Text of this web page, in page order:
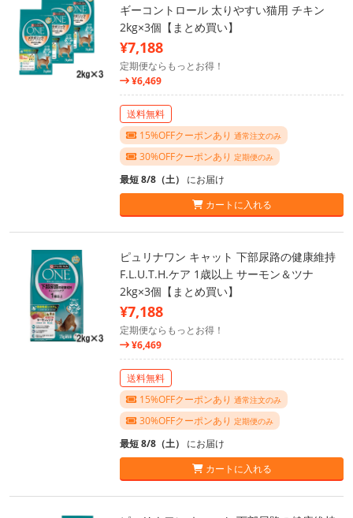
ギーコントロール 太りやすい猫用 チキン
2kg×3個【まとめ買い】
¥7,188
定期便ならもっとお得！
¥6,469
送料無料
15%OFFクーポンあり 通常注文のみ
30%OFFクーポンあり 定期便のみ
最短 8/8（土） にお届け
カートに入れる
ピュリナワン キャット 下部尿路の健康維持
F.L.U.T.H.ケア 1歳以上 サーモン＆ツナ
2kg×3個【まとめ買い】
¥7,188
定期便ならもっとお得！
¥6,469
送料無料
15%OFFクーポンあり 通常注文のみ
30%OFFクーポンあり 定期便のみ
最短 8/8（土） にお届け
カートに入れる